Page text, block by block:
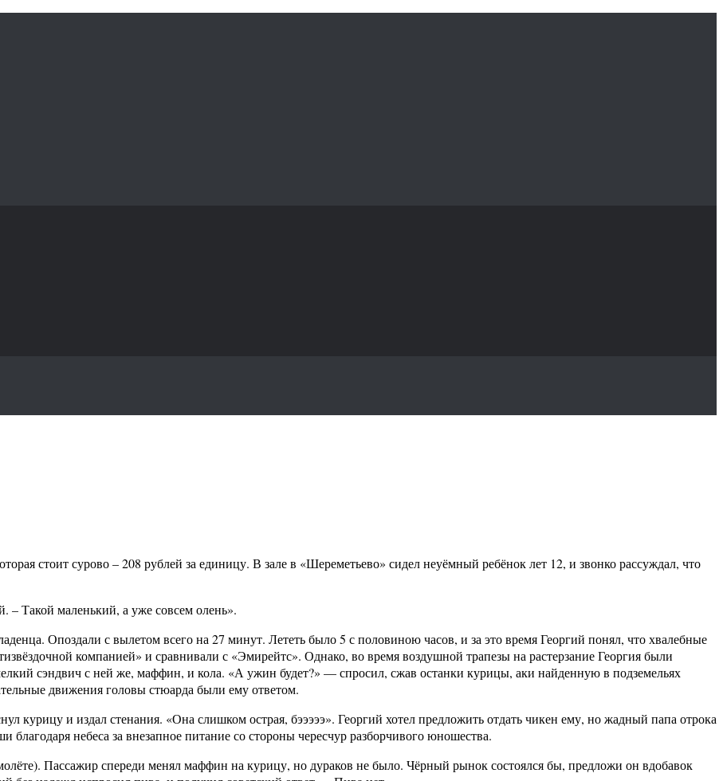
стоит сурово – 208 рублей за единицу. В зале в «Шереметьево» сидел неуёмный ребёнок лет 12, и звонко рассуждал, что
Такой маленький, а уже совсем олень».
Опоздали с вылетом всего на 27 минут. Лететь было 5 с половиною часов, и за это время Георгий понял, что хвалебные
компанией» и сравнивали с «Эмирейтс». Однако, во время воздушной трапезы на растерзание Георгия были
сэндвич с ней же, маффин, и кола. «А ужин будет?» — спросил, сжав останки курицы, аки найденную в подземельях
движения головы стюарда были ему ответом.
и издал стенания. «Она слишком острая, бэээээ». Георгий хотел предложить отдать чикен ему, но жадный папа отрока
небеса за внезапное питание со стороны чересчур разборчивого юношества.
Пассажир спереди менял маффин на курицу, но дураков не было. Чёрный рынок состоялся бы, предложи он вдобавок